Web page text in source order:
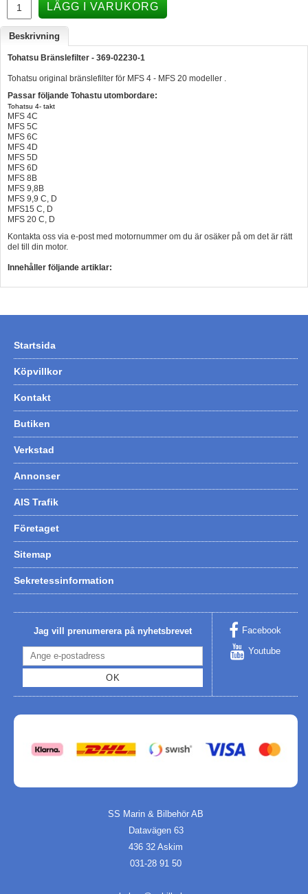
Varta - Batterier
Victron - Batteriladdare
CTEK - Batteriladdare
Webasto - Dieselvärmare
Kamasa Tools - Verktyg
Calix - Packline - Takboxar
Thule - Takboxar
Thule - Lasthållare
LAGERRENSING
Begagnade Motorer & Båtar
LÄGG I VARUKORG
Beskrivning
Tohatsu Bränslefilter - 369-02230-1
Tohatsu original bränslefilter för MFS 4 - MFS 20 modeller .
Passar följande Tohastu utombordare:
Tohatsu 4- takt
MFS 4C
MFS 5C
MFS 6C
MFS 4D
MFS 5D
MFS 6D
MFS 8B
MFS 9,8B
MFS 9,9 C, D
MFS15 C, D
MFS 20 C, D
Kontakta oss via e-post med motornummer om du är osäker på om det är rätt
del till din motor.
Innehåller följande artiklar:
Startsida
Köpvillkor
Kontakt
Butiken
Verkstad
Annonser
AIS Trafik
Företaget
Sitemap
Sekretessinformation
Jag vill prenumerera på nyhetsbrevet
OK
Facebook
Youtube
SS Marin & Bilbehör AB
Datavägen 63
436 32 Askim
031-28 91 50